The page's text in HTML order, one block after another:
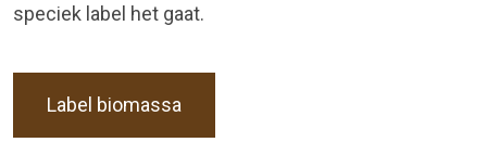
speciek label het gaat.
Label biomassa